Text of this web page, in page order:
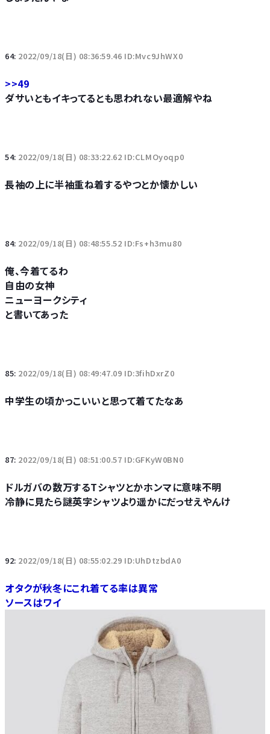
64: 2022/09/18(日) 08:36:59.46 ID:Mvc9JhWX0
>>49
ダサいともイキってるとも思われない最適解やね
54: 2022/09/18(日) 08:33:22.62 ID:CLMOyoqp0
長袖の上に半袖重ね着するやつとか懐かしい
84: 2022/09/18(日) 08:48:55.52 ID:Fs+h3mu80
俺、今着てるわ
自由の女神
ニューヨークシティ
と書いてあった
85: 2022/09/18(日) 08:49:47.09 ID:3fihDxrZ0
中学生の頃かっこいいと思って着てたなあ
87: 2022/09/18(日) 08:51:00.57 ID:GFKyW0BN0
ドルガバの数万するTシャツとかホンマに意味不明
冷静に見たら謎英字シャツより遥かにだっせえやんけ
92: 2022/09/18(日) 08:55:02.29 ID:UhDtzbdA0
オタクが秋冬にこれ着てる率は異常
ソースはワイ